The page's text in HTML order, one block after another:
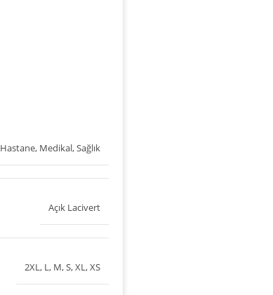
Hastane, Medikal,Sağlık
Açık Lacivert
2XL, L, M,S,XL,XS